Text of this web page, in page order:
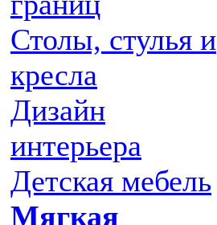
Столы, стулья и
кресла
Дизайн
интерьера
Детская мебель
Мягкая